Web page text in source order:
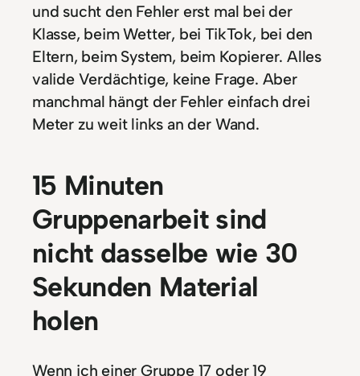
und sucht den Fehler erst mal bei der
Klasse, beim Wetter, bei TikTok, bei den
Eltern, beim System, beim Kopierer. Alles
valide Verdächtige, keine Frage. Aber
manchmal hängt der Fehler einfach drei
Meter zu weit links an der Wand.
15 Minuten
Gruppenarbeit sind
nicht dasselbe wie 30
Sekunden Material
holen
Wenn ich einer Gruppe 17 oder 19